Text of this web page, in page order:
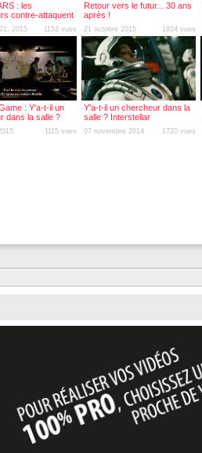
: les
contre-attaquent
2015 1153 vues
Retour vers le futur... 30 ans
après !
21 octobre 2015 1834 vues
: Y'a-t-il un
dans la salle ?
1115 vues
Y'a-t-il un chercheur dans la
salle ? Interstellar
07 novembre 2014 1720 vues